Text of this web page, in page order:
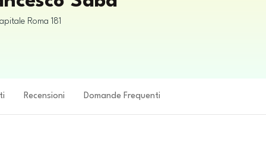
Roma 181
Recensioni Domande Frequenti